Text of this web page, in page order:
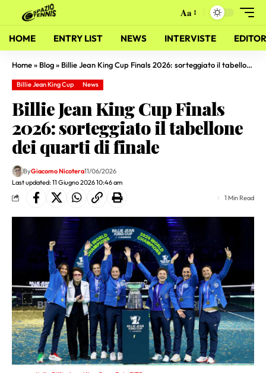
Aa
HOME ENTRY LIST NEWS INTERVISTE
Home» Blog» Billie Jean King Cup Finals 2026: sorteggiato il tabellone dei quarti di finale
Billie Jean King Cup News
Billie Jean King Cup Finals
2026: sorteggiato il tabellone
dei quarti di finale
Last updated: 11 Giugno 2026 10:46 am
ByGiacomo Nicotera11/06/2026
1 Min Read